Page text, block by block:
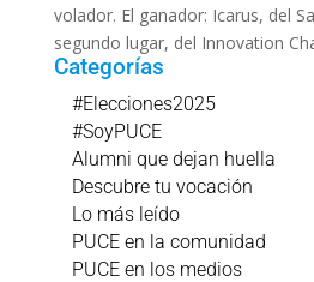
volador. El ganador: Icarus, del
segundo lugar, del Innovation
Categorías
#Elecciones2025
#SoyPUCE
Alumni que dejan huella
Descubre tu vocación
Lo más leído
PUCE en la comunidad
PUCE en los medios